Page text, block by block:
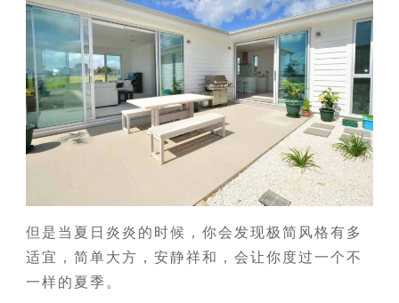
但是当夏日炎炎的时候，你会发现极简风格有多
适宜，简单大方，安静祥和，会让你度过一个不
一样的夏季。